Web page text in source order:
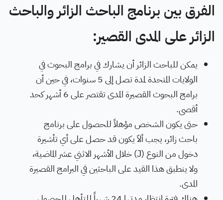
الفرق بين برنامج الباحث الزائر والباحث
الزائر على المدى القصير:
يمكن للباحث الزائر أن يشارك في برامج البحوث في
الولايات المتحدة لمدة تصل إلى 5 سنوات، في حين أن
برامج البحوث القصيرة المدى تقتصر على 6 أشهر كحد
أقصى.
حتى يكون الشخص مؤهلاً للحصول على برنامج
باحث زائر، يجب ألاّ يكون قد حصل على أي تأشيرة
دخول من النوع (J) خلال الأشهر الاثني عشر الماضية،
ولا ينطبق هذا القيد على الباحثين في البرامج القصيرة
المدى.